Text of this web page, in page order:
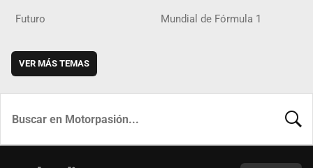
Futuro Mundial de Fórmula 1
VER MÁS TEMAS